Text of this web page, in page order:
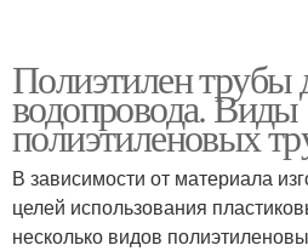
Питьевые трубы
Водоснабжения из
полиэтиленовых труб
Полиэтилен трубы
водопровода. Виды
полиэтиленовых
В зависимости от материала
целей использования
несколько видов